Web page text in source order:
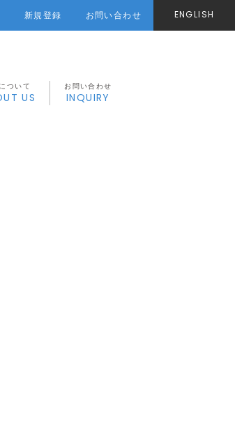
ついて
US
お問い合わせ
INQUIRY
新規登録 お問い合わせ ENGLISH